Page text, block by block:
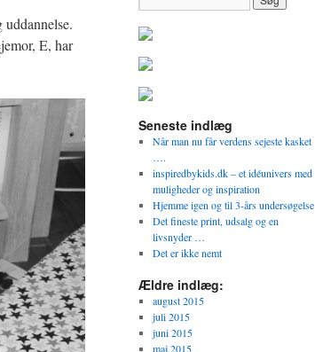
E, har
Seneste indlæg
Når man nu får verdens sejeste kasket
….
inspiredbykids.dk – et idéunivers med
muligheder og inspiration
Hjemme igen og til 3-års undersøgelse
Det fineste print, udsalg og en
livsnyder …
Det er ikke nemt
Ældre indlæg:
august 2015
juli 2015
juni 2015
maj 2015